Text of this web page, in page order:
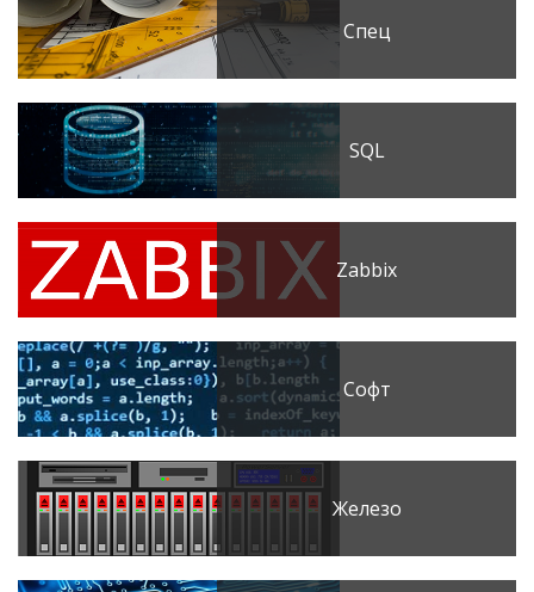
Спец
SQL
Zabbix
Софт
Железо